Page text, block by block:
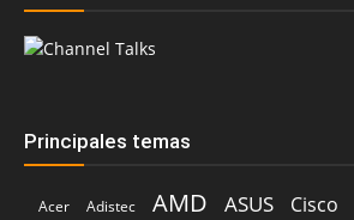
Principales temas
Acer Adistec AMD ASUS Cisco